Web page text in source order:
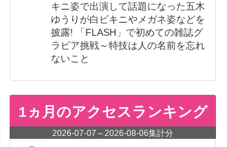
キニ姿で出演して話題になった五木
ゆうりが白ビキニやメガネ姿などを
披露! 「FLASH」で初めての雑誌グ
ラビア挑戦～特技は人の名前を忘れ
ないこと
1ヵ月のアクセスランキング
2026-07-07 ～2026-08-06集計分